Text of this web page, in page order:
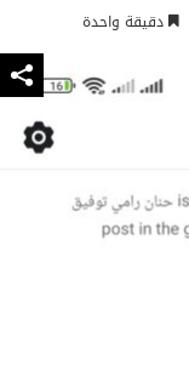
دقيقة واحدة